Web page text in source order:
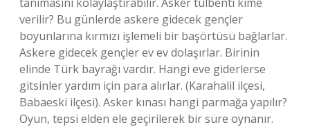
verilir? Bu günlerde askere gidecek gençler
boyunlarına kırmızı işlemeli bir başörtüsü bağlarlar.
Askere gidecek gençler ev ev dolaşırlar. Birinin
elinde Türk bayrağı vardır. Hangi eve giderlerse
gitsinler yardım için para alırlar. (Karahalil ilçesi,
Babaeski ilçesi). Asker kınası hangi parmağa yapılır?
Oyun, tepsi elden ele geçirilerek bir süre oynanır.